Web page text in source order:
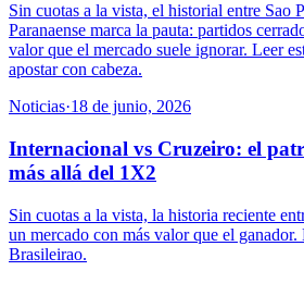
Sin cuotas a la vista, el historial entre Sao
Paranaense marca la pauta: partidos
valor que el mercado suele ignorar. Leer
apostar con cabeza.
Noticias·18 de junio, 2026
Internacional vs Cruzeiro: el
más allá del 1X2
Sin cuotas a la vista, la historia reciente
un mercado con más valor que el
Brasileirao.